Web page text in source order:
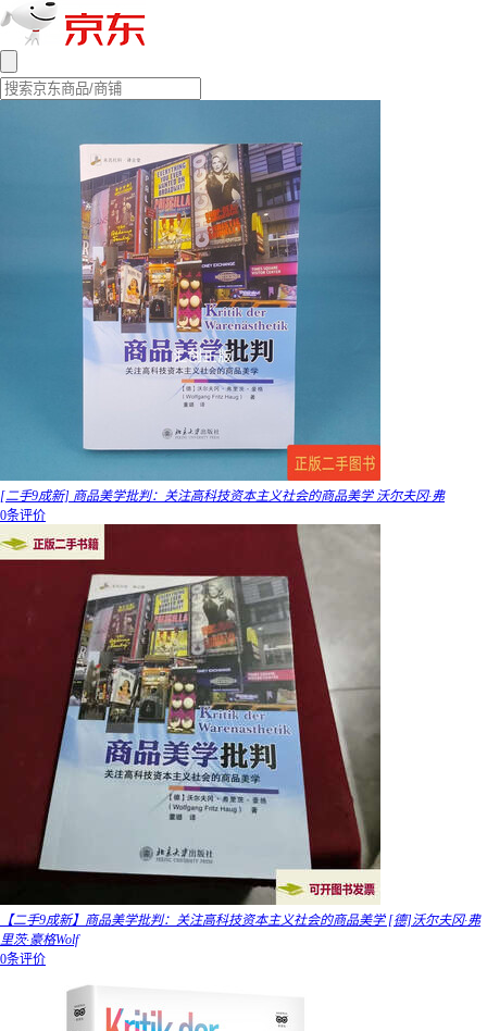
[二手9成新] 商品美学批判：关注高科技资本主义社会的商品美学 沃尔夫冈·弗
0条评价
【二手9成新】商品美学批判：关注高科技资本主义社会的商品美学 [德]沃尔夫冈·弗
里茨·豪格Wolf
0条评价